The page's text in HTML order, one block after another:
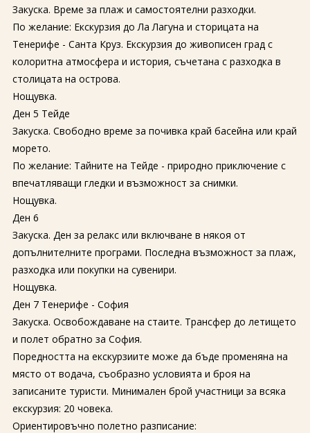
Закуска. Време за плаж и самостоятелни разходки.
По желание: Екскурзия до Ла Лагуна и сторицата на
Тенерифе - Санта Круз. Екскурзия до живописен град с
колоритна атмосфера и история, съчетана с разходка в
столицата на острова.
Нощувка.
Ден 5 Тейде
Закуска. Свободно време за почивка край басейна или край
морето.
По желание: Тайните на Тейде - природно приключение с
впечатляващи гледки и възможност за снимки.
Нощувка.
Ден 6
Закуска. Ден за релакс или включване в някоя от
допълнителните програми. Последна възможност за плаж,
разходка или покупки на сувенири.
Нощувка.
Ден 7 Тенерифе - София
Закуска. Освобождаване на стаите. Трансфер до летището
и полет обратно за София.
Поредността на екскурзиите може да бъде променяна на
място от водача, съобразно условията и броя на
записаните туристи. Минимален брой участници за всяка
екскурзия: 20 човека.
Ориентировъчно полетно разписание: